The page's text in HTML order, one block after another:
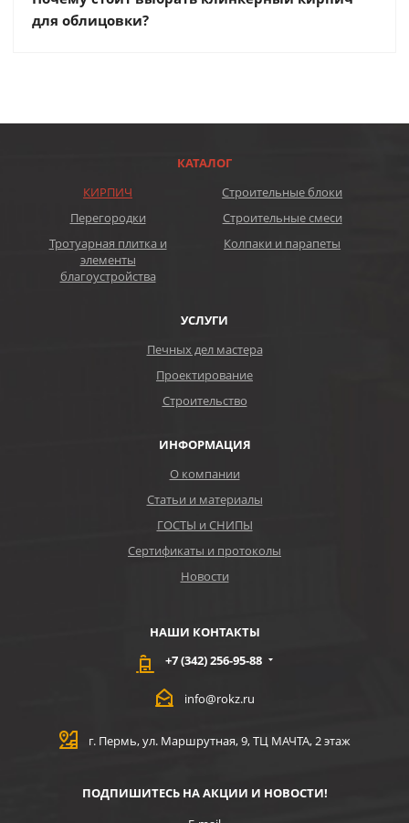
для облицовки?
КАТАЛОГ
КИРПИЧ
Строительные блоки
Перегородки
Строительные смеси
Тротуарная плитка и
элементы
благоустройства
Колпаки и парапеты
УСЛУГИ
Печных дел мастера
Проектирование
Строительство
ИНФОРМАЦИЯ
О компании
Статьи и материалы
ГОСТЫ и СНИПЫ
Сертификаты и протоколы
Новости
НАШИ КОНТАКТЫ
+7 (342) 256-95-88
info@rokz.ru
г. Пермь, ул. Маршрутная, 9, ТЦ МАЧТА, 2 этаж
ПОДПИШИТЕСЬ НА АКЦИИ И НОВОСТИ!